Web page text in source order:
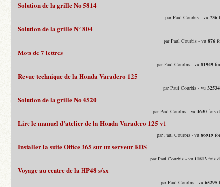
Solution de la grille No 5814
par Paul Courbis - vu736
Solution de la grille N° 804
par Paul Courbis - vu876
Mots de 7 lettres
par Paul Courbis - vu81949
Revue technique de la Honda Varadero 125
par Paul Courbis - vu32534
Solution de la grille No 4520
par Paul Courbis - vu4630 fois
Lire le manuel d’atelier de la Honda Varadero 125 v1
par Paul Courbis - vu86919
Installer la suite Office 365 sur un serveur RDS
par Paul Courbis - vu 11813 fois
Voyage au centre de la HP48 s/sx
par Paul Courbis - vu65295